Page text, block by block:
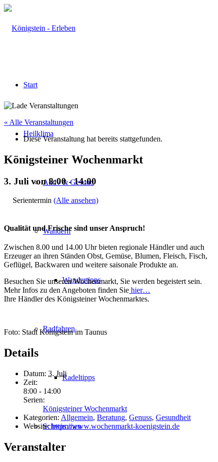
Start
Heilklima
Aktiv & Gesund
Wandern
Wandertipps
Radfahren
Radeltipps
Schwimmen
« Alle Veranstaltungen
Diese Veranstaltung hat bereits stattgefunden.
Königsteiner Wochenmarkt
3. Juli von 8:00-14:00
Serientermin (Alle ansehen)
Qualität und Frische sind unser Anspruch!
Zwischen 8.00 und 14.00 Uhr bieten regionale Händler und auch
Erzeuger an ihren Ständen Obst, Gemüse, Blumen, Fleisch, Fisch,
Geflügel, Backwaren und weitere saisonale Produkte an.
Besuchen Sie unseren Wochenmarkt, Sie werden begeistert sein.
Mehr Infos zu den Angeboten finden Sie hier…
Ihre Händler des Königsteiner Wochenmarktes.
Foto: Stadt Königstein im Taunus
Details
Datum: 3. Juli
Zeit:
8:00 - 14:00
Serien:
Königsteiner Wochenmarkt
Kategorien: Allgemein, Beratung, Genuss, Gesundheit
Website: https://www.wochenmarkt-koenigstein.de
Veranstalter